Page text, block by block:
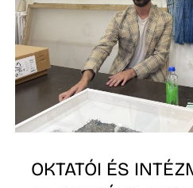
OKTATÓI ÉS